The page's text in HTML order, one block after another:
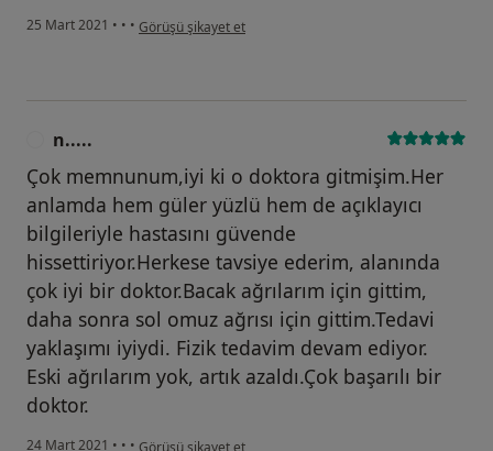
25 Mart 2021 • • • kullanıcının görüşüne göre r.....
Görüşü şikayet et
n.....
Çok memnunum,iyi ki o doktora gitmişim.Her
anlamda hem güler yüzlü hem de açıklayıcı
bilgileriyle hastasını güvende
hissettiriyor.Herkese tavsiye ederim, alanında
çok iyi bir doktor.Bacak ağrılarım için gittim,
daha sonra sol omuz ağrısı için gittim.Tedavi
yaklaşımı iyiydi. Fizik tedavim devam ediyor.
Eski ağrılarım yok, artık azaldı.Çok başarılı bir
doktor.
24 Mart 2021 • • • kullanıcının görüşüne göre n.....